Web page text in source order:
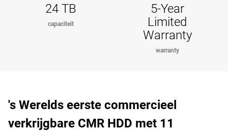
24 TB
capaciteit
5-Year
Limited
Warranty
warranty
's Werelds eerste commercieel
verkrijgbare CMR HDD met 11